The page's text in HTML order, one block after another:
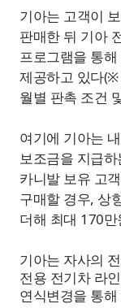
기아는 고객이
판매한 뒤 기아
프로그램을 통
제공하고 있다
월별 판촉 조건
여기에 기아는
보조금을 지급
카니발 보유 고
구매할 경우, 상
더해 최대 170
기아는 자사의
전용 전기차 라
연식변경을 통